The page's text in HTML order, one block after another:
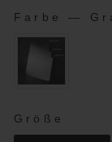
Farbe —
GRÖSSE
Größe